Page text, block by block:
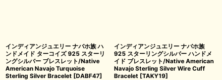
インディアンジュエリー ナバホ族 ハ
ンドメイド ターコイズ 925 スターリ
ングシルバー ブレスレット/Native
American Navajo Turquoise
Sterling Silver Bracelet [DABF47]
インディアンジュエリー ナバホ族
925 スターリングシルバー ハンドメ
イド ブレスレット/Native American
Navajo Sterling Silver Wire Cuff
Bracelet [TAKY19]